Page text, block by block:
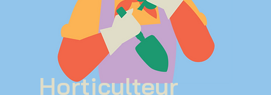
Horticulteur